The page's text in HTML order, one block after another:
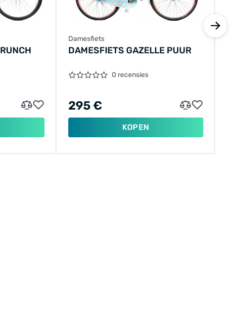
Damesfiets
DAMESFIETS GAZELLE PUUR
0 recensies
295 €
KOPEN